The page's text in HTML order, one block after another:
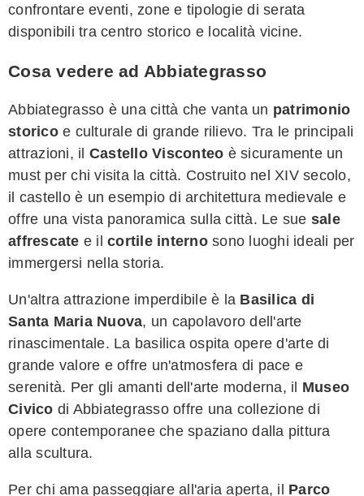
confrontare eventi, zone e tipologie di serata
disponibili tra centro storico e località vicine.
Cosa vedere ad Abbiategrasso
Abbiategrasso è una città che vanta un patrimonio
storicoe culturale di grande rilievo. Tra le principali
attrazioni, il Castello Visconteo è sicuramente un
must per chi visita la città. Costruito nel XIV secolo,
il castello è un esempio di architettura medievale e
offre una vista panoramica sulla città. Le sue sale
affrescate e il cortile internosono luoghi ideali per
immergersi nella storia.
Un'altra attrazione imperdibile è la Basilica di
Santa Maria Nuova, un capolavoro dell'arte
rinascimentale. La basilica ospita opere d'arte di
grande valore e offre un'atmosfera di pace e
serenità. Per gli amanti dell'arte moderna, il Museo
Civico di Abbiategrasso offre una collezione di
opere contemporanee che spaziano dalla pittura
alla scultura.
Per chi ama passeggiare all'aria aperta, il Parco